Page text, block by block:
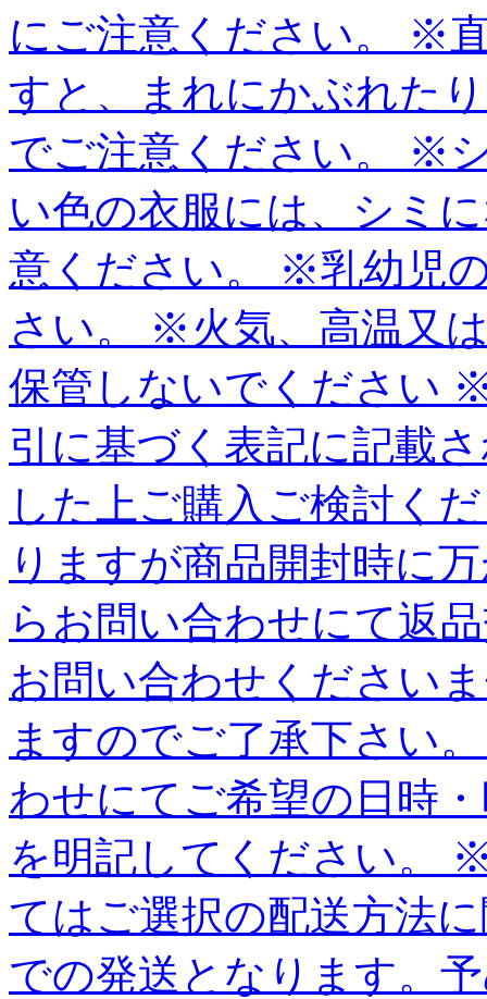
にご注意ください。 ※
すと、まれにかぶれた
でご注意ください。 ※
い色の衣服には、シミ
意ください。 ※乳幼児
さい。 ※火気、高温又
保管しないでください
引に基づく表記に記載
した上ご購入ご検討く
りますが商品開封時に
らお問い合わせにて返
お問い合わせください
ますのでご了承下さい
わせにてご希望の日時
を明記してください。
てはご選択の配送方法
での発送となります。